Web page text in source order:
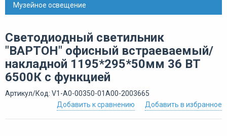
Музейное освещение
Светодиодный светильник
"ВАРТОН" офисный встраеваемый/
накладной 1195*295*50мм 36 ВТ
6500К с функцией
Артикул/Код: V1-A0-00350-01A00-2003665
Добавить в избранное
Добавить к сравнению